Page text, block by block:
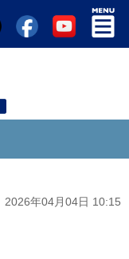
2026年04月04日 10:15